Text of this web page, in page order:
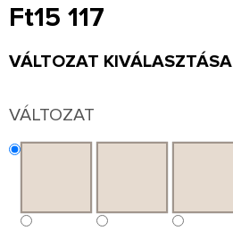
Ft15 117
Egységár:
VÁLTOZAT KIVÁLASZTÁSA
VÁLTOZAT